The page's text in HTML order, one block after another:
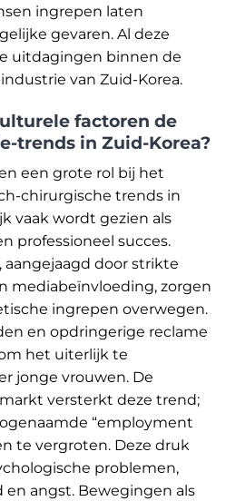
ingrepen laten
gevaren. Al deze
uitdagingen binnen de
van Zuid-Korea.
factoren de
trends in Zuid-Korea?
een grote rol bij het
chirurgische trends in
vaak wordt gezien als
professioneel succes.
door strikte
mediabeïnvloeding, zorgen
ingrepen overwegen.
en opdringerige reclame
het uiterlijk te
jonge vrouwen. De
versterkt deze trend;
“employment
te vergroten. Deze druk
problemen,
en angst. Bewegingen als